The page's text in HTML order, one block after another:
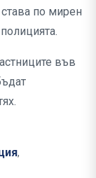
по мирен
във
,